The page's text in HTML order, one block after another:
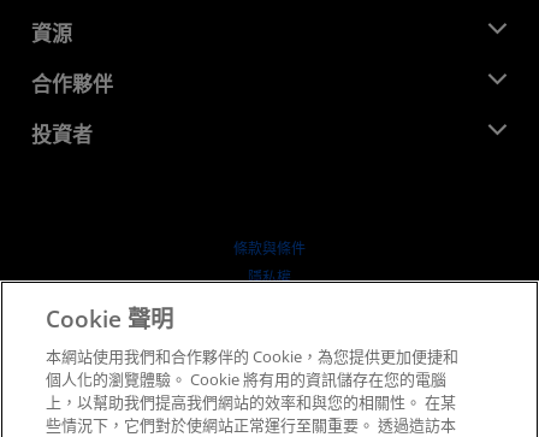
企業責任
招聘
聯絡我們
新聞室
媒體庫
資源
開發者中心
案例研究
合作夥伴
AMD 合作夥伴中心
投資者
條款與條件
隱私權
公平公開競爭
英國稅務策略
Cookie 政策
Cookie 聲明
本網站使用我們和合作夥伴的 Cookie，為您提供更加便捷和
個人化的瀏覽體驗。 Cookie 將有用的資訊儲存在您的電腦
上，以幫助我們提高我們網站的效率和與您的相關性。 在某
些情況下，它們對於使網站正常運行至關重要。 透過造訪本